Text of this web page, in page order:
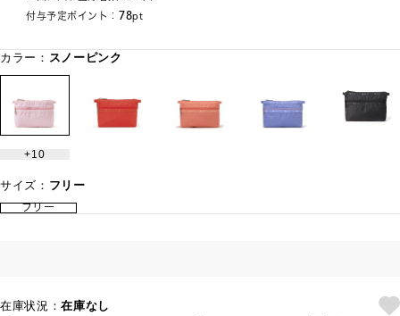
付与予定ポイント： 78pt
カラー： スノーピンク
10
サイズ： フリー
フリー
在庫状況：在庫なし